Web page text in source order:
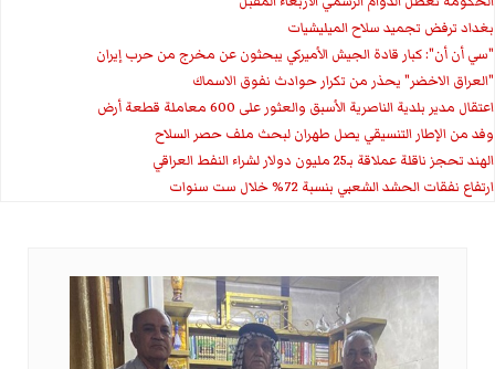
بغداد ترفض تجميد سلاح الميليشيات
"سي أن أن": كبار قادة الجيش الأميركي يبحثون عن مخرج من حرب إيران
"العراق الاخضر" يحذر من تكرار حوادث نفوق الاسماك
اعتقال مدير بلدية الناصرية الأسبق والعثور على 600 معاملة قطعة أرض
وفد من الإطار التنسيقي يصل طهران لبحث ملف حصر السلاح
الهند تحجز ناقلة عملاقة بـ25 مليون دولار لشراء النفط العراقي
ارتفاع نفقات الحشد الشعبي بنسبة 72% خلال ست سنوات